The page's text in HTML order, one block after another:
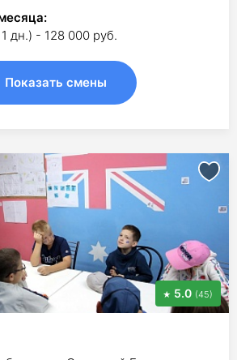
дн.) - 128 000 руб.
Показать смены
5.0 (45)